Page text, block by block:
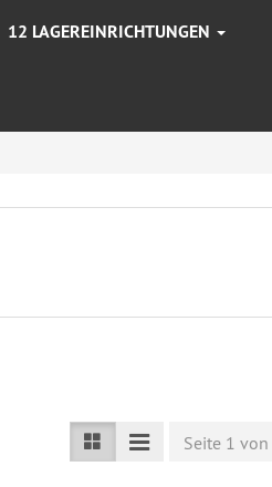
12 LAGEREINRICHTUNGEN
Seite 1 von